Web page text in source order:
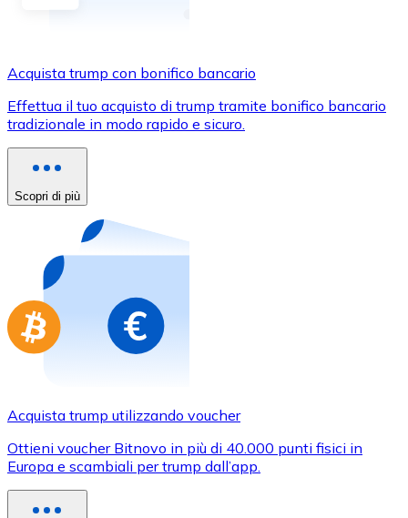
Usa le carte Visa e Mastercard per acquistare
Acquista con carta
Acquista gift card dei tuoi marchi preferiti con
Vai al negozio di carte regalo
Acquista trump con bonifico bancario
Effettua il tuo acquisto di trump tramite bonifico bancario
tradizionale in modo rapido e sicuro.
Scopri di più
Acquista trump utilizzando voucher
Ottieni voucher Bitnovo in più di 40.000 punti fisici in
Europa e scambiali per trump dall’app.